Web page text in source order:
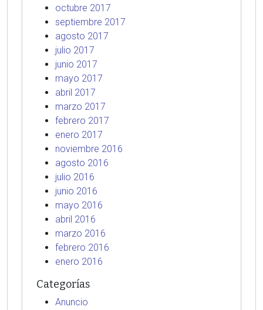
octubre 2017
septiembre 2017
agosto 2017
julio 2017
junio 2017
mayo 2017
abril 2017
marzo 2017
febrero 2017
enero 2017
noviembre 2016
agosto 2016
julio 2016
junio 2016
mayo 2016
abril 2016
marzo 2016
febrero 2016
enero 2016
Categorías
Anuncio